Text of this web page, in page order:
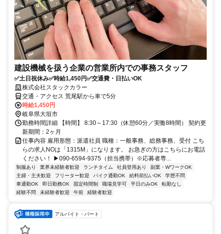
建設機械を扱う企業の営業所内での事務スタッフ
✅土日祝休み✅時給1,450円✅交通費・日払いOK
株式会社スタックカラー
交通・アクセス 荒尾駅から車で5分
時給1,450円
岐阜県大垣市
勤務時間詳細 【時間】 8:30～17:30（休憩60分／実働8時間） 契約更
新期間：2ヶ月
仕事内容 雇用形態：派遣社員 職種：一般事務、総務事務、受付 こち
らの求人NOは「1315M」になります。 お急ぎの方はこちらにお電話
ください！ ▶090-6594-9375（担当携帯）※応募者専...
制服あり 業界未経験者歓迎 ランチタイム 社員登用あり
副業・WワークOK
主婦・主夫歓迎
フリーター歓迎 バイク通勤OK 給料前払いOK
学歴不問
車通勤OK
即日勤務OK 固定時間制 職場見学可 平日のみOK
転勤なし
経験不問
未経験者歓迎 午前 経験者歓迎
アルバイト・パート